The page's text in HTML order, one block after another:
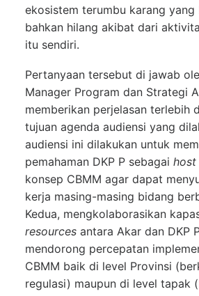
ekosistem terumbu karang yang
bahkan hilang akibat dari
itu sendiri.
Pertanyaan tersebut di jawab
Manager Program dan Strategi
memberikan perjelasan terlebih
tujuan agenda audiensi yang
audiensi ini dilakukan untuk
pemahaman DKP P sebagai host
konsep CBMM agar dapat
kerja masing-masing bidang
Kedua, mengkolaborasikan
resources antara Akar dan DKP
mendorong percepatan
CBMM baik di level Provinsi
regulasi) maupun di level tapak